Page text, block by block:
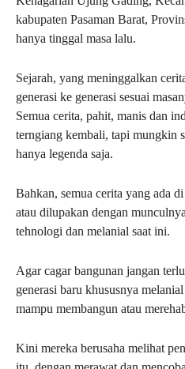
kabupaten Pasaman Barat,
hanya tinggal masa lalu.
Sejarah, yang meninggalkan
generasi ke generasi sesuai
Semua cerita, pahit, manis dan
terngiang kembali, tapi mungkin
hanya legenda saja.
Bahkan, semua cerita yang ada
atau dilupakan dengan
tehnologi dan melanial saat ini.
Agar cagar bangunan jangan
generasi baru khususnya
mampu membangun atau
Kini mereka berusaha melihat